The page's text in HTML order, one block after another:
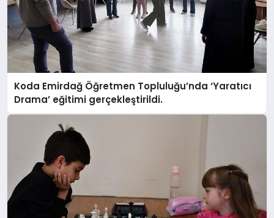
Koda Emirdağ Öğretmen Topluluğu’nda ‘Yaratıcı
Drama’ eğitimi gerçekleştirildi.